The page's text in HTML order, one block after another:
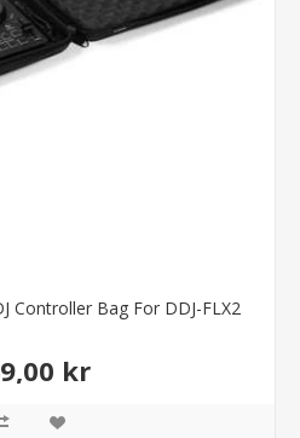
Controller Bag For DDJ-FLX2
kr